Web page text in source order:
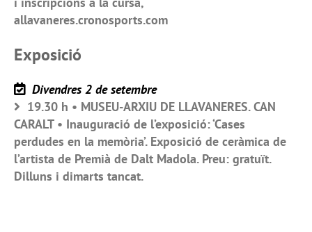
allavaneres.cronosports.com
Exposició
Divendres 2 de setembre
19.30 h • MUSEU-ARXIU DE LLAVANERES. CAN
CARALT • Inauguració de l’exposició: ‘Cases
perdudes en la memòria’. Exposició de ceràmica de
l’artista de Premià de Dalt Madola. Preu: gratuït.
Dilluns i dimarts tancat.